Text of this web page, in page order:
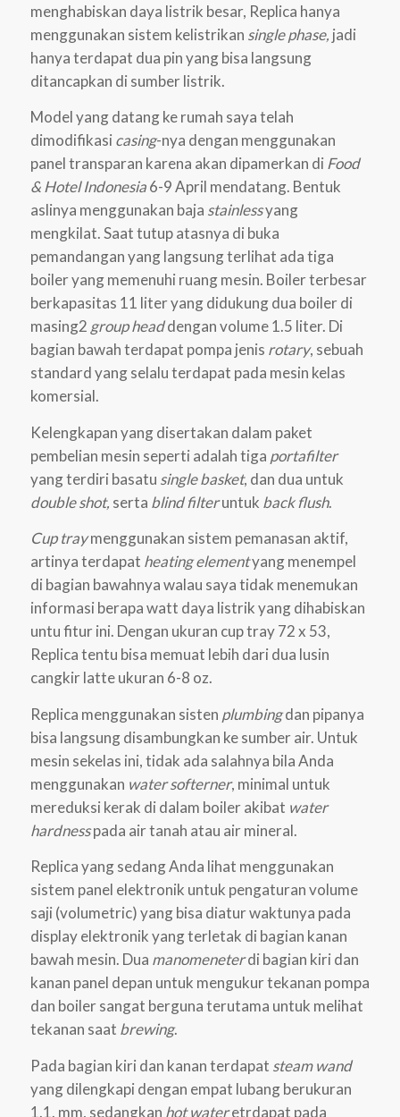
menghabiskan daya listrik besar, Replica hanya
menggunakan sistem kelistrikan single phase, jadi
hanya terdapat dua pin yang bisa langsung
ditancapkan di sumber listrik.
Model yang datang ke rumah saya telah
dimodifikasi casing-nya dengan menggunakan
panel transparan karena akan dipamerkan di Food
& Hotel Indonesia6-9 April mendatang. Bentuk
aslinya menggunakan baja stainlessyang
mengkilat. Saat tutup atasnya di buka
pemandangan yang langsung terlihat ada tiga
boiler yang memenuhi ruang mesin. Boiler terbesar
berkapasitas 11 liter yang didukung dua boiler di
masing2 group headdengan volume 1.5 liter. Di
bagian bawah terdapat pompa jenis rotary, sebuah
standard yang selalu terdapat pada mesin kelas
komersial.
Kelengkapan yang disertakan dalam paket
pembelian mesin seperti adalah tiga portafilter
yang terdiri basatu single basket, dan dua untuk
double shot, serta blind filteruntuk back flush.
Cup traymenggunakan sistem pemanasan aktif,
artinya terdapat heating elementyang menempel
di bagian bawahnya walau saya tidak menemukan
informasi berapa watt daya listrik yang dihabiskan
untu fitur ini. Dengan ukuran cup tray 72 x 53,
Replica tentu bisa memuat lebih dari dua lusin
cangkir latte ukuran 6-8 oz.
Replica menggunakan sisten plumbingdan pipanya
bisa langsung disambungkan ke sumber air. Untuk
mesin sekelas ini, tidak ada salahnya bila Anda
menggunakan water softerner, minimal untuk
mereduksi kerak di dalam boiler akibat water
hardnesspada air tanah atau air mineral.
Replica yang sedang Anda lihat menggunakan
sistem panel elektronik untuk pengaturan volume
saji (volumetric) yang bisa diatur waktunya pada
display elektronik yang terletak di bagian kanan
bawah mesin. Dua manomeneterdi bagian kiri dan
kanan panel depan untuk mengukur tekanan pompa
dan boiler sangat berguna terutama untuk melihat
tekanan saat brewing.
Pada bagian kiri dan kanan terdapat steam wand
yang dilengkapi dengan empat lubang berukuran
1.1. mm, sedangkan hot wateretrdapat pada